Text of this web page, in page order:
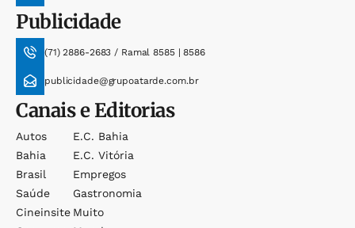
Publicidade
(71) 2886-2683 / Ramal 8585 | 8586
publicidade@grupoatarde.com.br
Canais e Editorias
Autos
Bahia
Brasil
Saúde
Cineinsite
E.c. Bahia
E.c. Vitória
Empregos
Gastronomia
Muito